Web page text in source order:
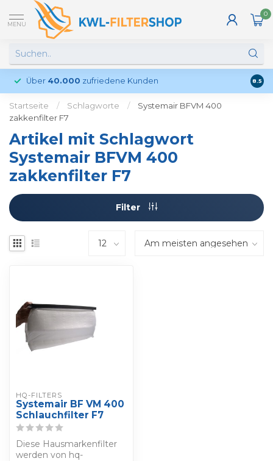
MENU
0
Über 40.000 zufriedene Kunden 8.5
Startseite / Schlagworte /
Systemair BFVM 400
zakkenfilter F7
Artikel mit Schlagwort
Systemair BFVM 400
zakkenfilter F7
Filter
HQ-FILTERS
Systemair BF VM 400
Schlauchfilter F7
Diese Hausmarkenfilter
werden von hq-